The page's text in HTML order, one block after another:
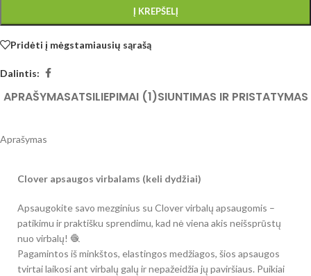
Į KREPŠELĮ
Pridėti į mėgstamiausių sąrašą
Dalintis:
APRAŠYMASATSILIEPIMAI (1)SIUNTIMAS IR PRISTATYMAS
Aprašymas
Clover apsaugos virbalams (keli dydžiai)
Apsaugokite savo mezginius su Clover virbalų apsaugomis –
patikimu ir praktišku sprendimu, kad nė viena akis neišsprūstų
nuo virbalų! 🧶
Pagamintos iš minkštos, elastingos medžiagos, šios apsaugos
tvirtai laikosi ant virbalų galų ir nepažeidžia jų paviršiaus. Puikiai